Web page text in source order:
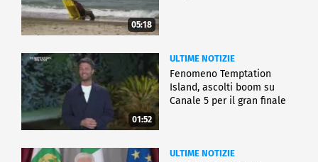
05:18
01:52
ULTIME NOTIZIE
Fenomeno Temptation
Island, ascolti boom su
Canale 5 per il gran finale
ULTIME NOTIZIE